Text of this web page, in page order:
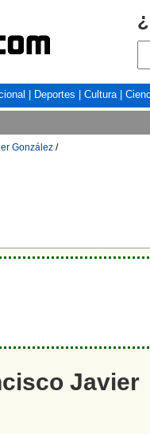
Deportes Cultura|
González /
Javier